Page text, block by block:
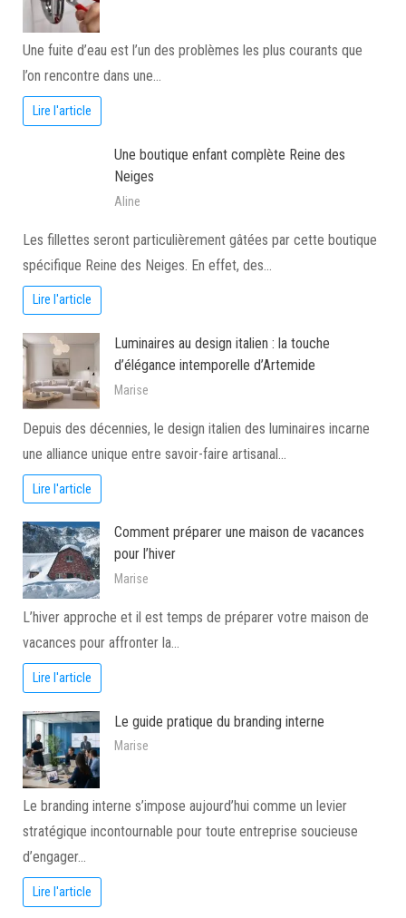
Une fuite d’eau est l’un des problèmes les plus courants que
l’on rencontre dans une…
Lire l'article
Une boutique enfant complète Reine des
Neiges
Aline
Les fillettes seront particulièrement gâtées par cette boutique
spécifique Reine des Neiges. En effet, des…
Lire l'article
Luminaires au design italien : la touche
d’élégance intemporelle d’Artemide
Marise
Depuis des décennies, le design italien des luminaires incarne
une alliance unique entre savoir-faire artisanal…
Lire l'article
Comment préparer une maison de vacances
pour l’hiver
Marise
L’hiver approche et il est temps de préparer votre maison de
vacances pour affronter la…
Lire l'article
Le guide pratique du branding interne
Marise
Le branding interne s’impose aujourd’hui comme un levier
stratégique incontournable pour toute entreprise soucieuse
d’engager…
Lire l'article